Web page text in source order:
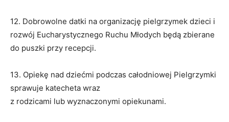
12. Dobrowolne datki na organizację pielgrzymek dzieci i
rozwój Eucharystycznego Ruchu Młodych będą zbierane
do puszki przy recepcji.
13. Opiekę nad dziećmi podczas całodniowej Pielgrzymki
sprawuje katecheta wraz
z rodzicami lub wyznaczonymi opiekunami.